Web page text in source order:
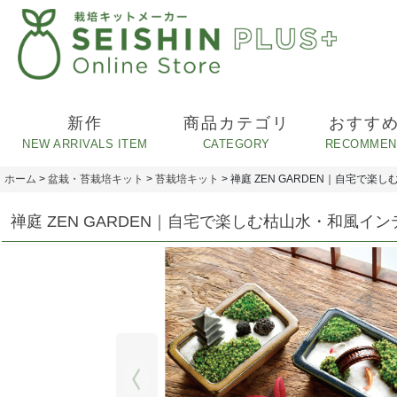
新作 商品カテゴリ おすす
ホーム > 盆栽・苔栽培キット > 苔栽培キット > 禅庭 ZEN GARDEN｜自宅で楽し
禅庭 ZEN GARDEN｜自宅で楽しむ枯山水・和風イン